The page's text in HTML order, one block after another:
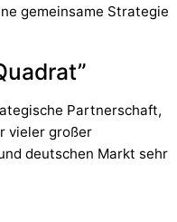
gemeinsame Strategie
Partnerschaft,
vieler großer
deutschen Markt sehr